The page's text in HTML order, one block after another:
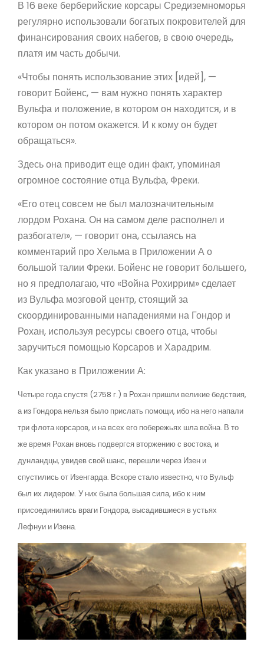
В 16 веке берберийские корсары Средиземноморья
регулярно использовали богатых покровителей для
финансирования своих набегов, в свою очередь,
платя им часть добычи.
«Чтобы понять использование этих [идей], —
говорит Бойенс, — вам нужно понять характер
Вульфа и положение, в котором он находится, и в
котором он потом окажется. И к кому он будет
обращаться».
Здесь она приводит еще один факт, упоминая
огромное состояние отца Вульфа, Фреки.
«Его отец совсем не был малозначительным
лордом Рохана. Он на самом деле располнел и
разбогател», — говорит она, ссылаясь на
комментарий про Хельма в Приложении А о
большой талии Фреки. Бойенс не говорит большего,
но я предполагаю, что «Война Рохиррим» сделает
из Вульфа мозговой центр, стоящий за
скоординированными нападениями на Гондор и
Рохан, используя ресурсы своего отца, чтобы
заручиться помощью Корсаров и Харадрим.
Как указано в Приложении А:
Четыре года спустя (2758 г.) в Рохан пришли великие бедствия,
а из Гондора нельзя было прислать помощи, ибо на него напали
три флота корсаров, и на всех его побережьях шла война. В то
же время Рохан вновь подвергся вторжению с востока, и
дунландцы, увидев свой шанс, перешли через Изен и
спустились от Изенгарда. Вскоре стало известно, что Вульф
был их лидером. У них была большая сила, ибо к ним
присоединились враги Гондора, высадившиеся в устьях
Лефнуи и Изена.